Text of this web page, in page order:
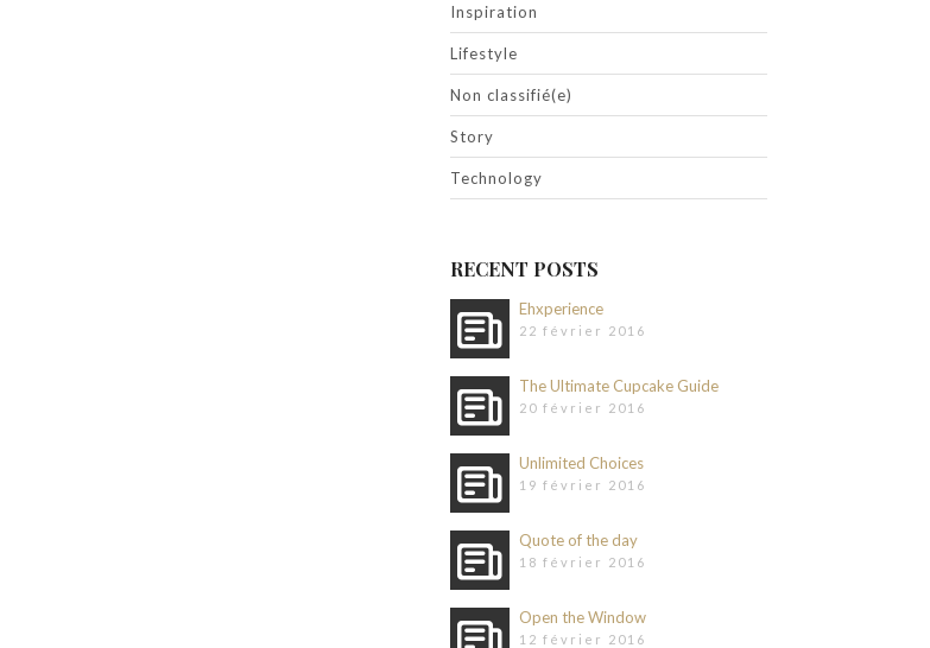
Inspiration
Lifestyle
Non classifié(e)
Story
Technology
RECENT POSTS
Ehxperience
22 février 2016
The Ultimate Cupcake Guide
20 février 2016
Unlimited Choices
19 février 2016
Quote of the day
18 février 2016
Open the Window
12 février 2016